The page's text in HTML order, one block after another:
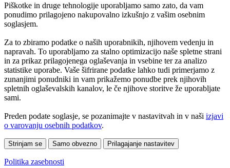
Piškotke in druge tehnologije uporabljamo samo zato, da vam
ponudimo prilagojeno nakupovalno izkušnjo z vašim osebnim
soglasjem.
Za to zbiramo podatke o naših uporabnikih, njihovem vedenju in
napravah. To uporabljamo za stalno optimizacijo naše spletne strani
in za prikaz prilagojenega oglaševanja in vsebine ter za analizo
statistike uporabe. Vaše šifrirane podatke lahko tudi primerjamo z
zunanjimi ponudniki in vam prikažemo ponudbe prek njihovih
spletnih oglaševalskih kanalov, le če njihove storitve že uporabljate
sami.
Preden podate soglasje, se pozanimajte v nastavitvah in v naši izjavi
o varovanju osebnih podatkov.
Strinjam se Samo obvezno Prilagajanje nastavitev
Politika zasebnosti